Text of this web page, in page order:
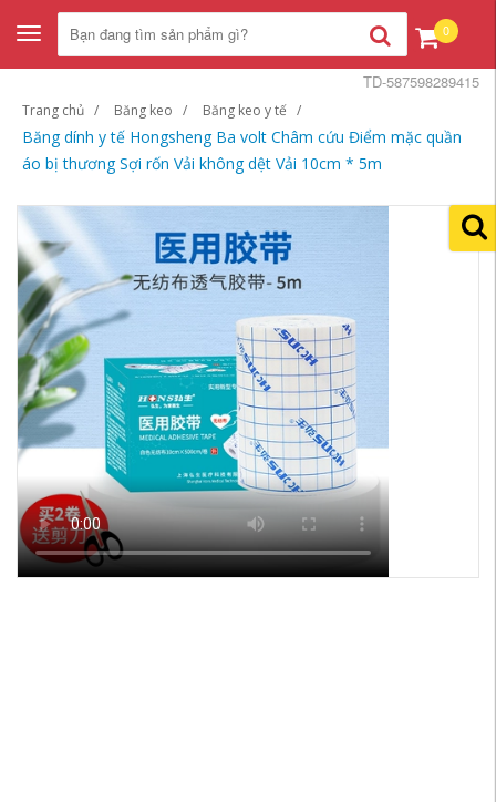
Toggle
navigation
0
Trang chủ Băng keo Băng keo y tế
Băng dính y tế Hongsheng Ba volt Châm cứu Điểm mặc quần
áo bị thương Sợi rốn Vải không dệt Vải 10cm * 5m
TD-587598289415